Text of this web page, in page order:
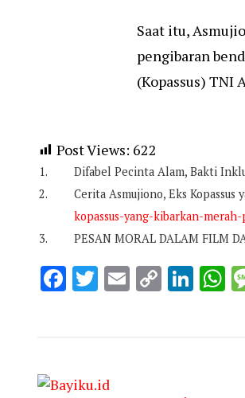
Saat itu,
pengibaran
(Kopassus) TNI
Post Views: 622
Difabel Pecinta Alam, Bakti
Cerita Asmujiono, Eks
kopassus-yang-kibarkan-
PESAN MORAL DALAM FILM
Facebook
Twitter
EmailCopy